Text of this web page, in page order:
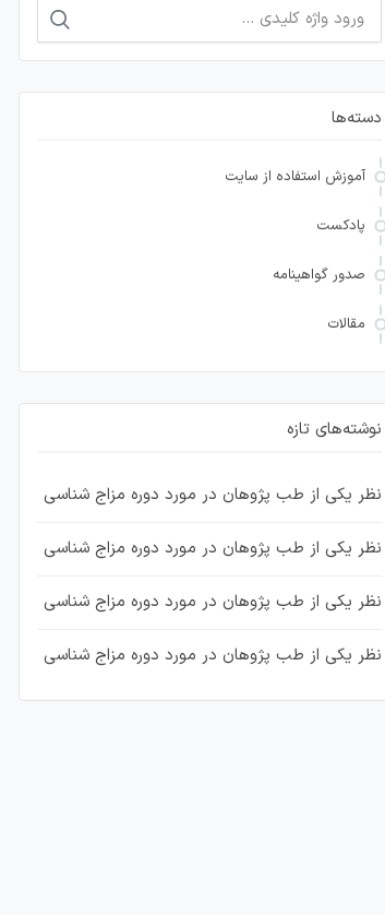
جستجو
برای:
دسته‌ها
آموزش استفاده از سایت
پادکست
صدور گواهینامه
مقالات
نوشته‌های تازه
نظر یکی از طب پژوهان در مورد دوره مزاج شناسی
نظر یکی از طب پژوهان در مورد دوره مزاج شناسی
نظر یکی از طب پژوهان در مورد دوره مزاج شناسی
نظر یکی از طب پژوهان در مورد دوره مزاج شناسی